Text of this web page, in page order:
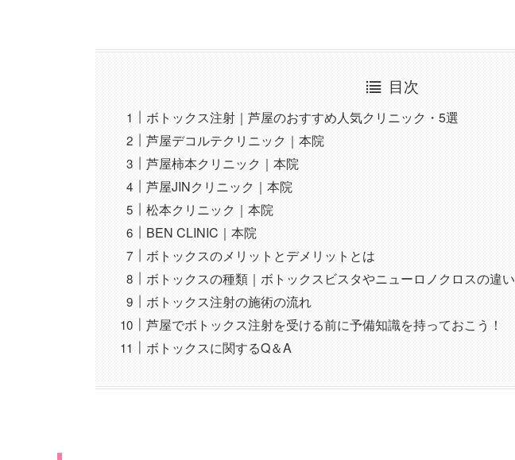
目次
ボトックス注射｜芦屋のおすすめ人気クリニック・5選
芦屋デコルテクリニック｜本院
芦屋柿本クリニック｜本院
芦屋JINクリニック｜本院
松本クリニック｜本院
BEN CLINIC｜本院
ボトックスのメリットとデメリットとは
ボトックスの種類｜ボトックスビスタやニューロノクロスの違
ボトックス注射の施術の流れ
芦屋でボトックス注射を受ける前に予備知識を持っておこう！
ボトックスに関するQ＆A